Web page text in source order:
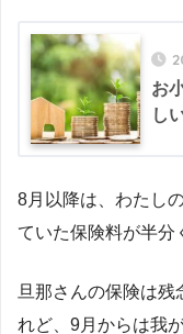
お
し
8月以降は、わたし
ていた保険料が半分
旦那さんの保険は
れど、9月からは我